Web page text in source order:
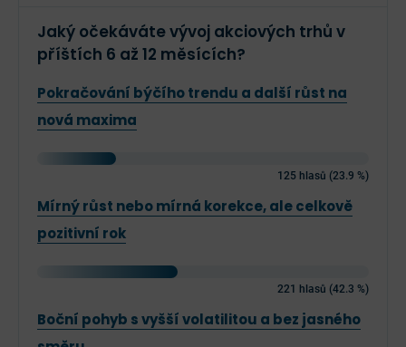
Jaký očekáváte vývoj akciových trhů v
příštích 6 až 12 měsících?
Pokračování býčího trendu a další růst na
nová maxima
125 hlasů (23.9 %)
Mírný růst nebo mírná korekce, ale celkově
pozitivní rok
221 hlasů (42.3 %)
Boční pohyb s vyšší volatilitou a bez jasného